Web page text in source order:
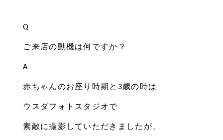
Q
ご来店の動機は何ですか？
A
赤ちゃんのお座り時期と3歳の時は
ウスダフォトスタジオで
素敵に撮影していただきましたが、